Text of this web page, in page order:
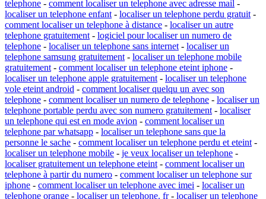
telephone - comment localiser un telephone avec adresse mail -
localiser un telephone enfant - localiser un telephone perdu gratuit -
comment localiser un telephone à distance - localiser un autre
telephone gratuitement - logiciel pour localiser un numero de
telephone - localiser un telephone sans internet - localiser un
telephone samsung gratuitement - localiser un telephone mobile
gratuitement - comment localiser un telephone eteint iphone -
localiser un telephone apple gratuitement - localiser un telephone
vole eteint android - comment localiser quelqu un avec son
telephone - comment localiser un numero de telephone - localiser un
telephone portable perdu avec son numero gratuitement - localiser
un telephone qui est en mode avion - comment localiser un
telephone par whatsapp - localiser un telephone sans que la
personne le sache - comment localiser un telephone perdu et eteint -
localiser un telephone mobile - je veux localiser un telephone -
localiser gratuitement un telephone eteint - comment localiser un
telephone à partir du numero - comment localiser un telephone sur
iphone - comment localiser un telephone avec imei - localiser un
telephone orange - localiser un telephone. fr- localiser un telephone